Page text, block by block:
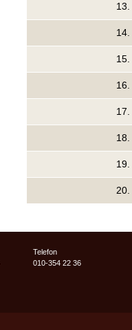
13.
14.
15.
16.
17.
18.
19.
20.
Telefon
010-354 22 36